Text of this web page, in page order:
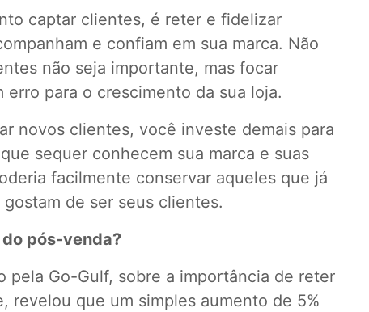
captar clientes, é reter e fidelizar
e confiam em sua marca. Não
não seja importante, mas focar
erro para o crescimento da sua loja.
novos clientes, você investe demais para
sequer conhecem sua marca e suas
facilmente conservar aqueles que já
de ser seus clientes.
pós-venda?
pela Go-Gulf, sobre a importância de reter
revelou que um simples aumento de 5%